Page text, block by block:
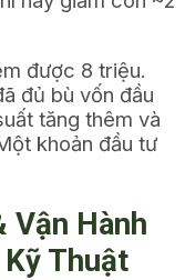
được 8 triệu.
đủ bù vốn đầu
tăng thêm và
khoản đầu tư
Vận Hành
Thuật